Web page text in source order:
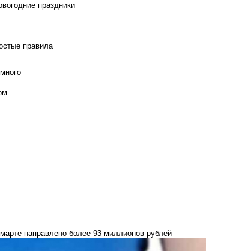
праздники
правила
направлено более 93 миллионов рублей